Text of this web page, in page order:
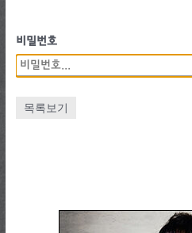
비밀번호
목록보기